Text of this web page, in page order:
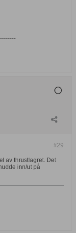
#29
av thrustlagret. Det
inn/ut på